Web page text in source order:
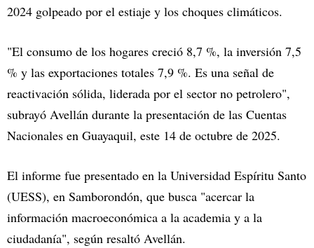
2024 golpeado por el estiaje y los choques climáticos.
"El consumo de los hogares creció 8,7 %, la inversión 7,5
% y las exportaciones totales 7,9 %. Es una señal de
reactivación sólida, liderada por el sector no petrolero",
subrayó Avellán durante la presentación de las Cuentas
Nacionales en Guayaquil, este 14 de octubre de 2025.
El informe fue presentado en la Universidad Espíritu Santo
(UESS), en Samborondón, que busca "acercar la
información macroeconómica a la academia y a la
ciudadanía", según resaltó Avellán.